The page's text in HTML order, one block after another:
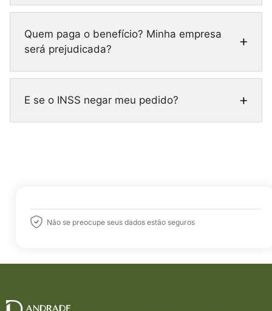
Quem paga o benefício? Minha empresa
será prejudicada?
E se o INSS negar meu pedido?
Não se preocupe seus dados estão seguros